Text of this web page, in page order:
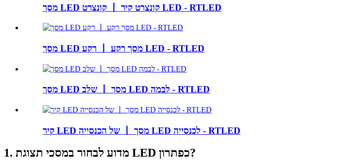
מסך LED קונצרט 丨 קונצרט קיר LED - RTLED
מסך LED רקע 丨 מסך רקע LED - RTLED
מסך LED שלב 丨 מסך LED לבמה - RTLED
קיר LED של הכנסייה 丨 מסך LED לכנסייה - RTLED
1. מדוע לבחור במסכי תצוגת LED כפתרון?